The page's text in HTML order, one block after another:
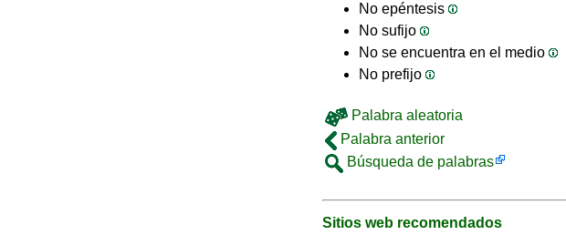
No epéntesis
No sufijo
No se encuentra en el medio
No prefijo
Palabra aleatoria
Palabra anterior
Búsqueda de palabras
Sitios web recomendados